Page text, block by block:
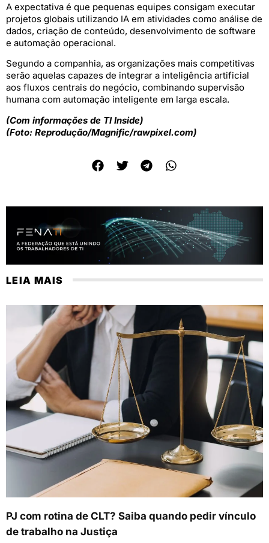
A expectativa é que pequenas equipes consigam executar
projetos globais utilizando IA em atividades como análise de
dados, criação de conteúdo, desenvolvimento de software
e automação operacional.
Segundo a companhia, as organizações mais competitivas
serão aquelas capazes de integrar a inteligência artificial
aos fluxos centrais do negócio, combinando supervisão
humana com automação inteligente em larga escala.
(Com informações de TI Inside)
(Foto: Reprodução/Magnific/rawpixel.com)
LEIA MAIS
PJ com rotina de CLT? Saiba quando pedir vínculo
de trabalho na Justiça